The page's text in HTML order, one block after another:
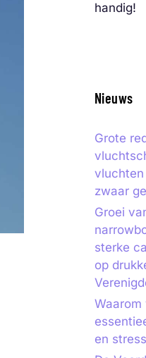
handig!
Nieuws
Grote
vluchten
zwaar
Groei
sterke
op
en